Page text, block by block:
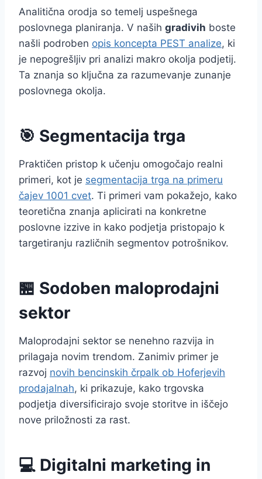
Analitična orodja so temelj uspešnega
poslovnega planiranja. V naših gradivih boste
našli podroben opis koncepta PEST analize, ki
je nepogrešljiv pri analizi makro okolja podjetij.
Ta znanja so ključna za razumevanje zunanje
poslovnega okolja.
🎯 Segmentacija trga
Praktičen pristop k učenju omogočajo realni
primeri, kot je segmentacija trga na primeru
čajev 1001 cvet. Ti primeri vam pokažejo, kako
teoretična znanja aplicirati na konkretne
poslovne izzive in kako podjetja pristopajo k
targetiranju različnih segmentov potrošnikov.
🏪 Sodoben maloprodajni
sektor
Maloprodajni sektor se nenehno razvija in
prilagaja novim trendom. Zanimiv primer je
razvoj novih bencinskih črpalk ob Hoferjevih
prodajalnah, ki prikazuje, kako trgovska
podjetja diversificirajo svoje storitve in iščejo
nove priložnosti za rast.
💻 Digitalni marketing in